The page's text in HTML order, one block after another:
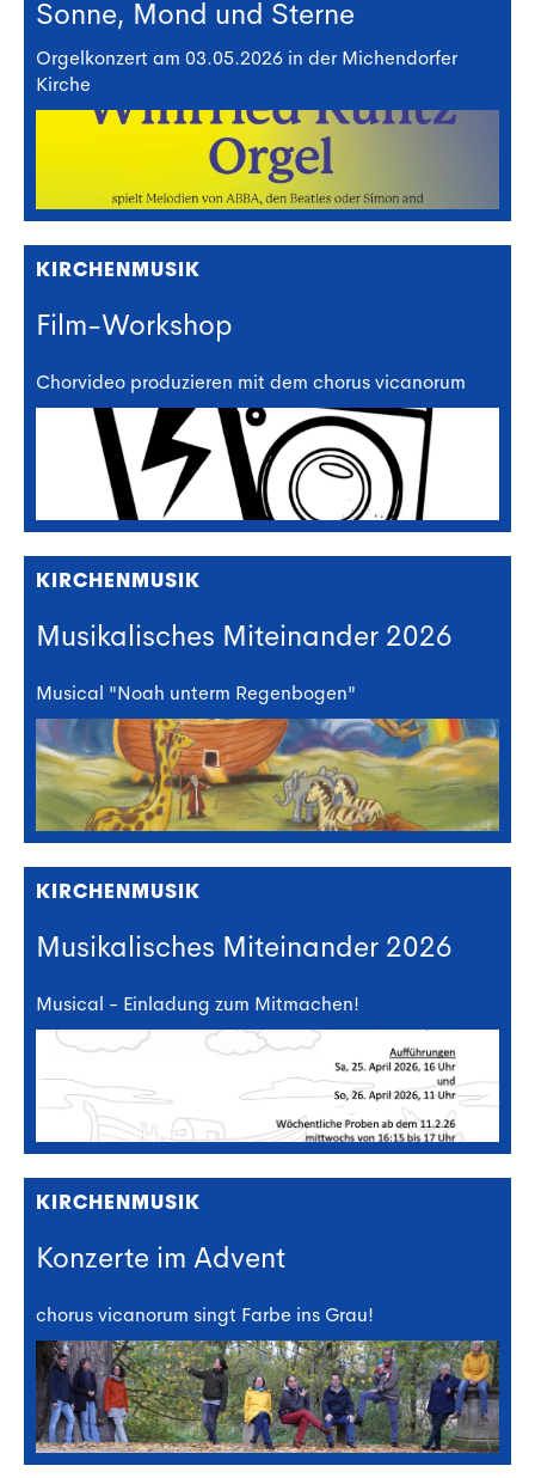
Sonne, Mond und Sterne
Orgelkonzert am 03.05.2026 in der Michendorfer
Kirche
KIRCHENMUSIK
Film-Workshop
Chorvideo produzieren mit dem chorus vicanorum
KIRCHENMUSIK
Musikalisches Miteinander 2026
Musical "Noah unterm Regenbogen"
KIRCHENMUSIK
Musikalisches Miteinander 2026
Musical - Einladung zum Mitmachen!
KIRCHENMUSIK
Konzerte im Advent
chorus vicanorum singt Farbe ins Grau!